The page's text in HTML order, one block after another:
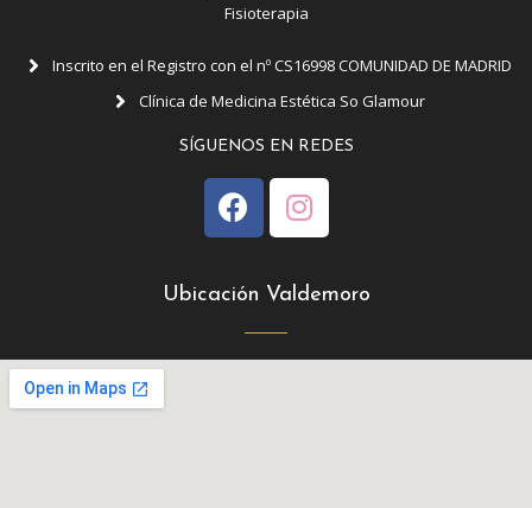
Fisioterapia
Inscrito en el Registro con el nº CS16998 COMUNIDAD DE MADRID
Clínica de Medicina Estética So Glamour
SÍGUENOS EN REDES
Ubicación Valdemoro